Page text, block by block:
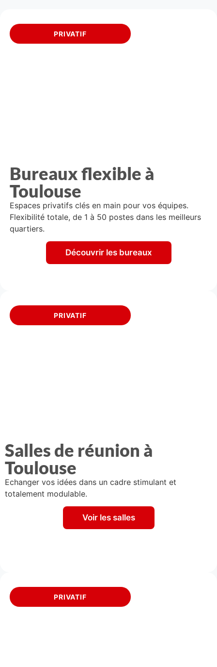
PRIVATIF
Bureaux flexible à
Toulouse
Espaces privatifs clés en main pour vos équipes.
Flexibilité totale, de 1 à 50 postes dans les meilleurs
quartiers.
Découvrir les bureaux
Salles de réunion à
Toulouse
Echanger vos idées dans un cadre stimulant et
totalement modulable.
Voir les salles
PRIVATIF
PRIVATIF